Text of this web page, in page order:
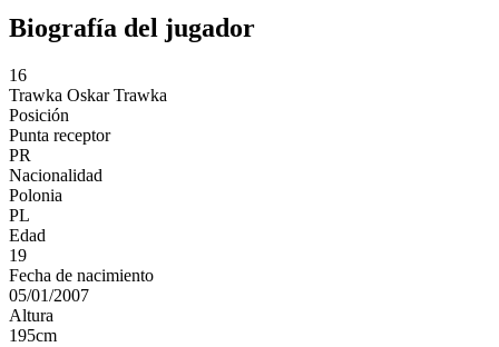
Biografía del jugador
16
Trawka Oskar Trawka
Posición
Punta receptor
PR
Nacionalidad
Polonia
PL
Edad
19
Fecha de nacimiento
05/01/2007
Altura
195cm